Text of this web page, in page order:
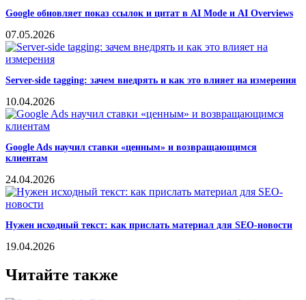
Google обновляет показ ссылок и цитат в AI Mode и AI Overviews
07.05.2026
Server-side tagging: зачем внедрять и как это влияет на измерения
10.04.2026
Google Ads научил ставки «ценным» и возвращающимся
клиентам
24.04.2026
Нужен исходный текст: как прислать материал для SEO-новости
19.04.2026
Читайте также